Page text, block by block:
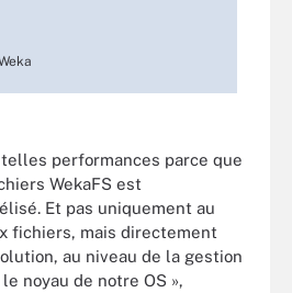
performances parce que
WekaFS est
Et pas uniquement au
fichiers, mais directement
au niveau de la gestion
noyau de notre OS »,